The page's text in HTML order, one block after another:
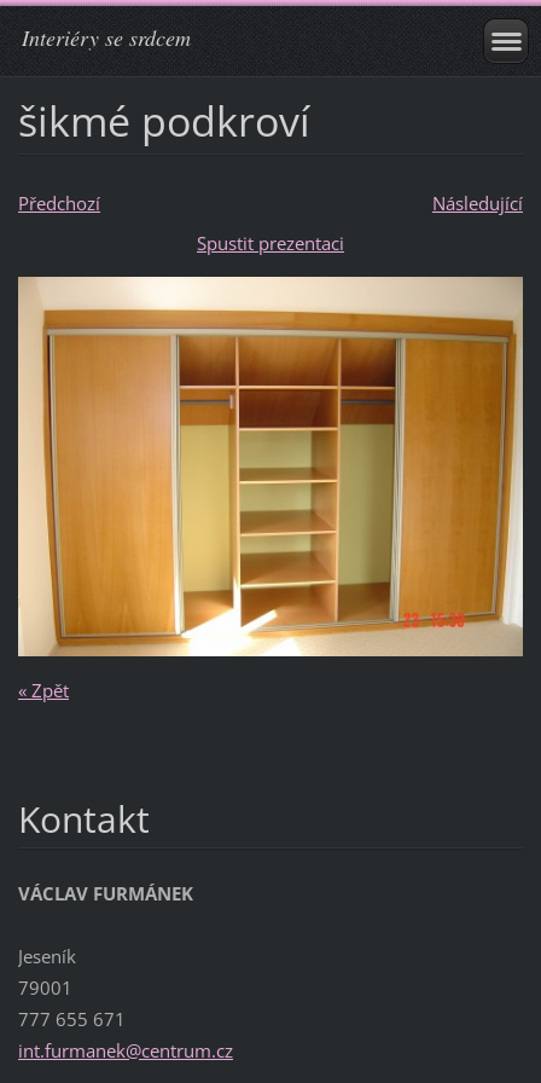
Interiéry se srdcem
šikmé podkroví
Předchozí
Následující
Spustit prezentaci
« Zpět
Kontakt
VÁCLAV FURMÁNEK
Jeseník
79001
777 655 671
int.furmanek@centrum.cz